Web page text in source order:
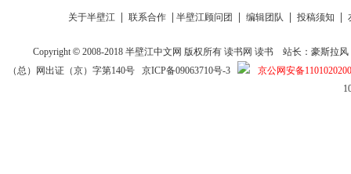
关于半壁江 联系合作 半壁江顾问团 编辑团队 投稿须知
Copyright © 2008-2018半壁江中文网 版权所有读书网 读书
站长：豪斯拉风
（总）网出证（京）字第140号 京ICP备09063710号-3
京公网安备